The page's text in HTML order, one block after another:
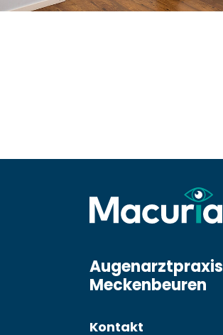
Augenarztpraxis
Meckenbeuren
Kontakt